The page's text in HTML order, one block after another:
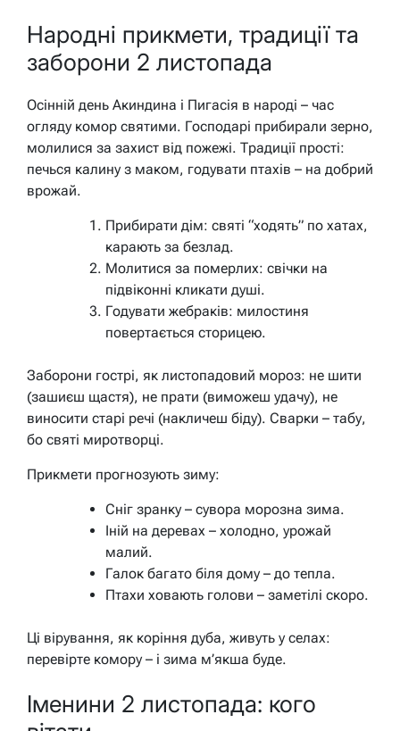
Народні прикмети, традиції та
заборони 2 листопада
Осінній день Акиндина і Пигасія в народі – час
огляду комор святими. Господарі прибирали зерно,
молилися за захист від пожежі. Традиції прості:
печься калину з маком, годувати птахів – на добрий
врожай.
Прибирати дім: святі “ходять” по хатах,
карають за безлад.
Молитися за померлих: свічки на
підвіконні кликати душі.
Годувати жебраків: милостиня
повертається сторицею.
Заборони гострі, як листопадовий мороз: не шити
(зашиєш щастя), не прати (виможеш удачу), не
виносити старі речі (накличеш біду). Сварки – табу,
бо святі миротворці.
Прикмети прогнозують зиму:
Сніг зранку – сувора морозна зима.
Іній на деревах – холодно, урожай
малий.
Галок багато біля дому – до тепла.
Птахи ховають голови – заметілі скоро.
Ці вірування, як коріння дуба, живуть у селах:
перевірте комору – і зима м’якша буде.
Іменини 2 листопада: кого